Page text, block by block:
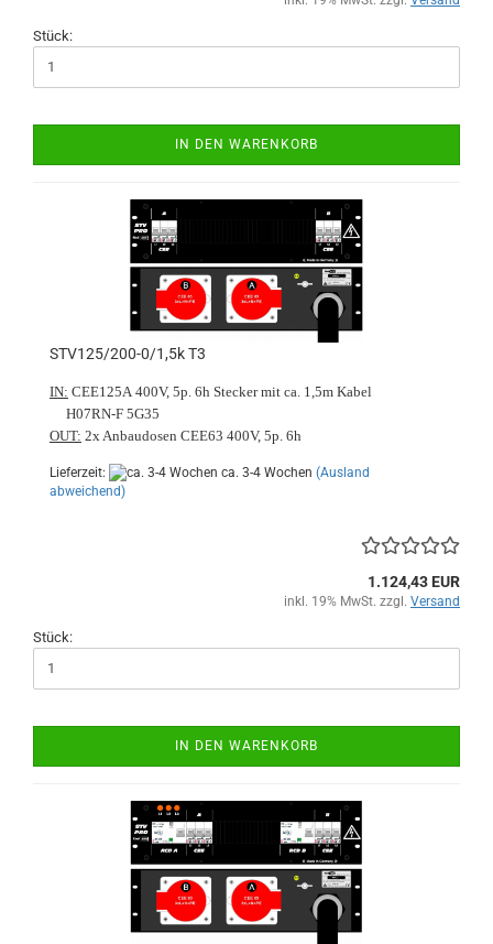
Stück:
IN DEN WARENKORB
STV125/200-0/1,5k T3
IN: CEE125A 400V, 5p. 6h Stecker mit ca. 1,5m Kabel
H07RN-F 5G35
OUT: 2x Anbaudosen CEE63 400V, 5p. 6h
Lieferzeit: ca. 3-4 Wochen (Ausland
abweichend)
1.124,43 EUR
inkl. 19% MwSt. zzgl. Versand
Stück:
IN DEN WARENKORB